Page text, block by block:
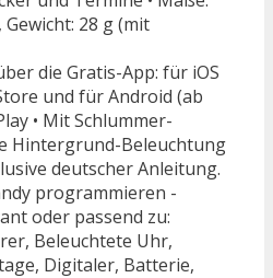
Gewicht: 28 g (mit
die Gratis-App: für iOS
und für Android (ab
• Mit Schlummer-
Hintergrund-Beleuchtung
deutscher Anleitung.
programmieren -
oder passend zu:
Beleuchtete Uhr,
Digitaler, Batterie,